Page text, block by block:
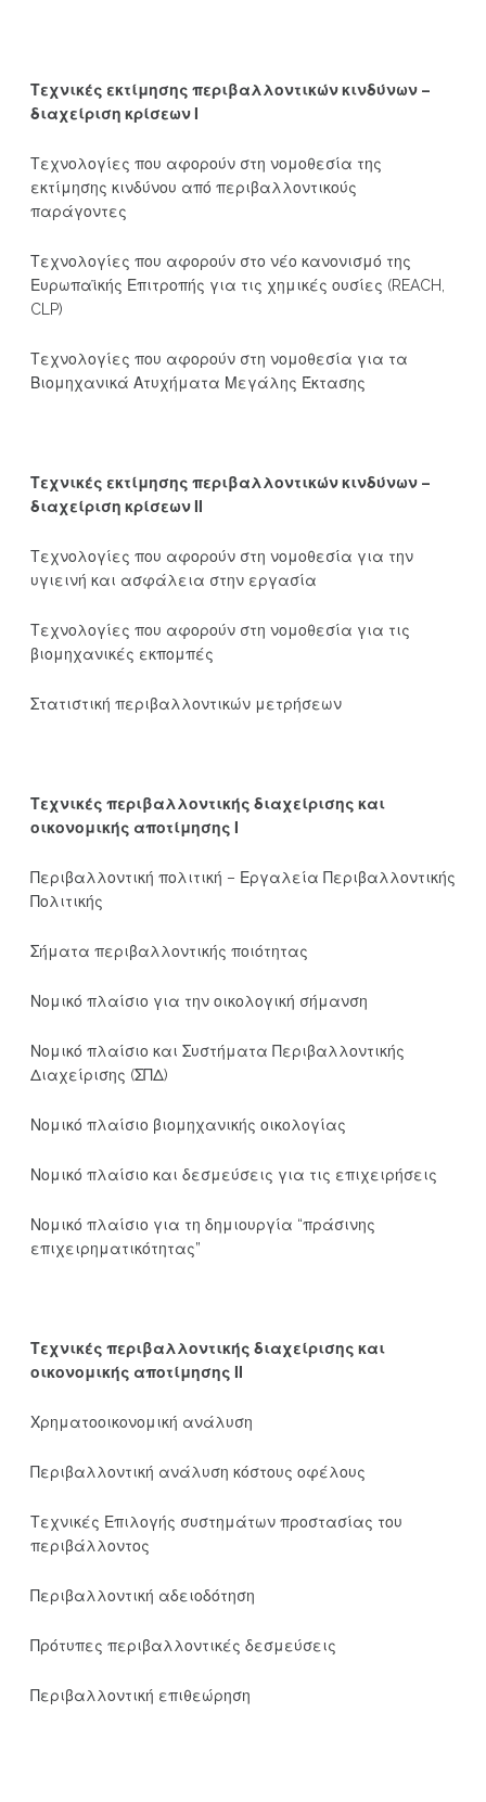
Τεχνικές εκτίμησης περιβαλλοντικών κινδύνων –
διαχείριση κρίσεων Ι
Τεχνολογίες που αφορούν στη νομοθεσία της
εκτίμησης κινδύνου από περιβαλλοντικούς
παράγοντες
Τεχνολογίες που αφορούν στο νέο κανονισμό της
Ευρωπαϊκής Επιτροπής για τις χημικές ουσίες (REACH,
CLP)
Τεχνολογίες που αφορούν στη νομοθεσία για τα
Βιομηχανικά Ατυχήματα Μεγάλης Έκτασης
Τεχνικές εκτίμησης περιβαλλοντικών κινδύνων –
διαχείριση κρίσεων ΙΙ
Τεχνολογίες που αφορούν στη νομοθεσία για την
υγιεινή και ασφάλεια στην εργασία
Τεχνολογίες που αφορούν στη νομοθεσία για τις
βιομηχανικές εκπομπές
Στατιστική περιβαλλοντικών μετρήσεων
Τεχνικές περιβαλλοντικής διαχείρισης και
οικονομικής αποτίμησης Ι
Περιβαλλοντική πολιτική – Εργαλεία Περιβαλλοντικής
Πολιτικής
Σήματα περιβαλλοντικής ποιότητας
Νομικό πλαίσιο για την οικολογική σήμανση
Νομικό πλαίσιο και Συστήματα Περιβαλλοντικής
Διαχείρισης (ΣΠΔ)
Νομικό πλαίσιο βιομηχανικής οικολογίας
Νομικό πλαίσιο και δεσμεύσεις για τις επιχειρήσεις
Νομικό πλαίσιο για τη δημιουργία “πράσινης
επιχειρηματικότητας”
Τεχνικές περιβαλλοντικής διαχείρισης και
οικονομικής αποτίμησης ΙΙ
Χρηματοοικονομική ανάλυση
Περιβαλλοντική ανάλυση κόστους οφέλους
Τεχνικές Επιλογής συστημάτων προστασίας του
περιβάλλοντος
Περιβαλλοντική αδειοδότηση
Πρότυπες περιβαλλοντικές δεσμεύσεις
Περιβαλλοντική επιθεώρηση